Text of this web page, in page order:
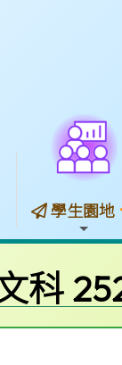
學生園地
文科